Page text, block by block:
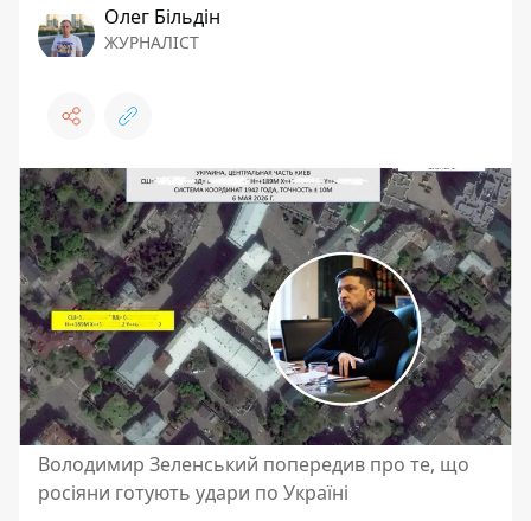
Олег Більдін
ЖУРНАЛІСТ
Володимир Зеленський попередив про те, що
росіяни готують удари по Україні